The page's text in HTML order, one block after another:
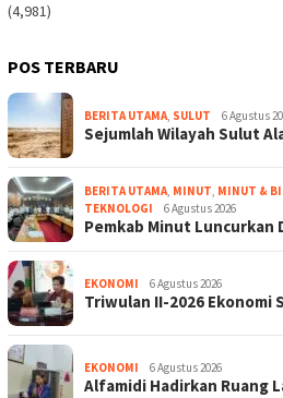
(4,981)
POS TERBARU
BERITA UTAMA, SULUT 6 Agustus
Sejumlah Wilayah Sulut
BERITA UTAMA, MINUT, MINUT &
TEKNOLOGI
6 Agustus 2026
Pemkab Minut
EKONOMI 6 Agustus 2026
Triwulan II-2026 Ekonomi
EKONOMI 6 Agustus 2026
Alfamidi Hadirkan Ruang